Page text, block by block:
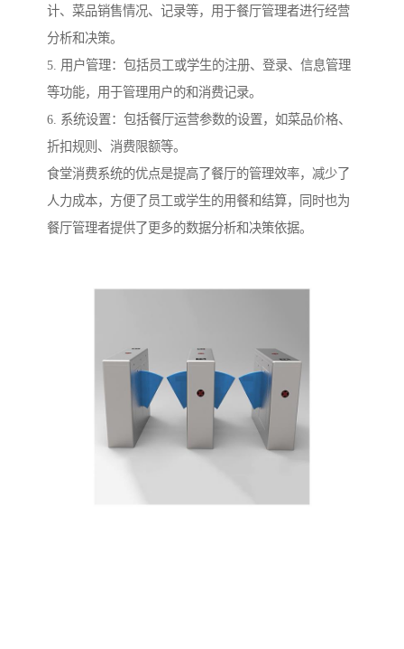
计、菜品销售情况、记录等，用于餐厅管理者进行经营
分析和决策。
5. 用户管理：包括员工或学生的注册、登录、信息管理
等功能，用于管理用户的和消费记录。
6. 系统设置：包括餐厅运营参数的设置，如菜品价格、
折扣规则、消费限额等。
食堂消费系统的优点是提高了餐厅的管理效率，减少了
人力成本，方便了员工或学生的用餐和结算，同时也为
餐厅管理者提供了更多的数据分析和决策依据。